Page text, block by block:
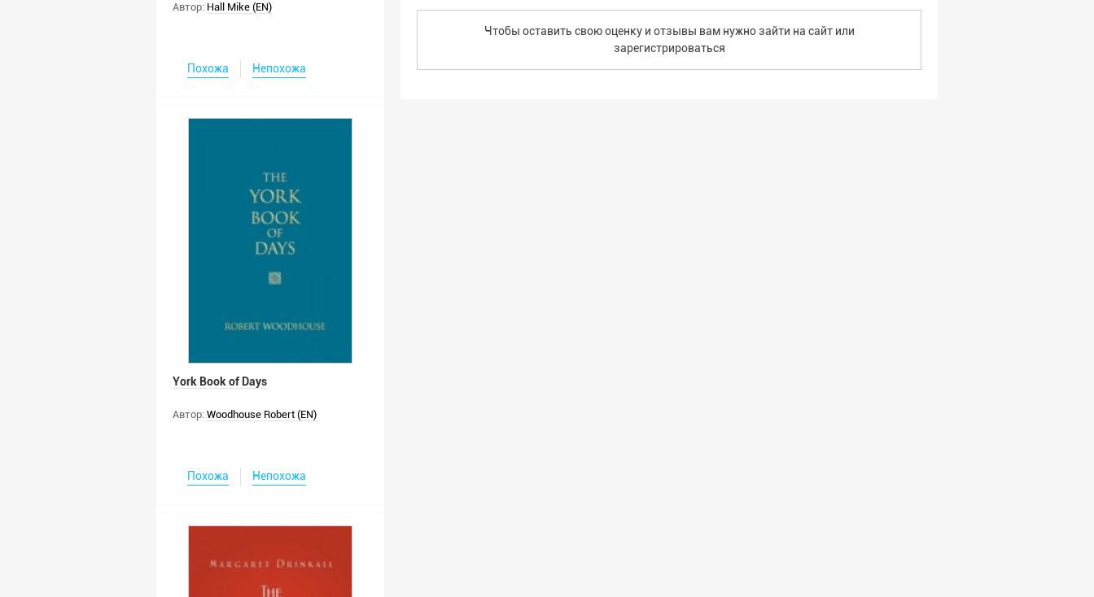
Автор: Hall Mike (EN)
Похожа Непохожа
York Book of Days
Автор: Woodhouse Robert (EN)
Похожа Непохожа
Чтобы оставить свою оценку и отзывы вам нужно зайти на сайт или
зарегистрироваться